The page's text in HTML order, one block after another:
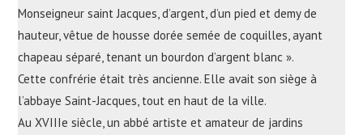
Monseigneur saint Jacques, d’argent, d’un pied et demy de
hauteur, vêtue de housse dorée semée de coquilles, ayant
chapeau séparé, tenant un bourdon d’argent blanc ».
Cette confrérie était très ancienne. Elle avait son siège à
l’abbaye Saint-Jacques, tout en haut de la ville.
Au XVIIIe siècle, un abbé artiste et amateur de jardins